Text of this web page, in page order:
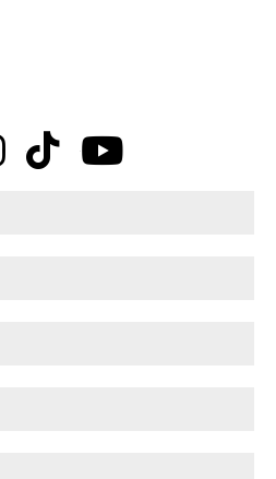
ณสมบัติที่ช่วยเพิ่มวิสัยทัศน์
ละนำแสงธรรมชาติเข้ามาสู่
ถือเป็นการช่วยประหยัดพลังงาน
างดี […]